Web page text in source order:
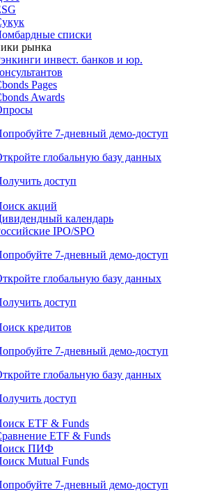
списки
рынка
инвест. банков и юр.
Pages
Awards
7-дневный демо-доступ
глобальную базу данных
доступ
акций
календарь
IPO/SPO
7-дневный демо-доступ
глобальную базу данных
доступ
кредитов
7-дневный демо-доступ
глобальную базу данных
доступ
ETF & Funds
ETF & Funds
ПИФ
Mutual Funds
7-дневный демо-доступ